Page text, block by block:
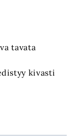
tavata
kivasti